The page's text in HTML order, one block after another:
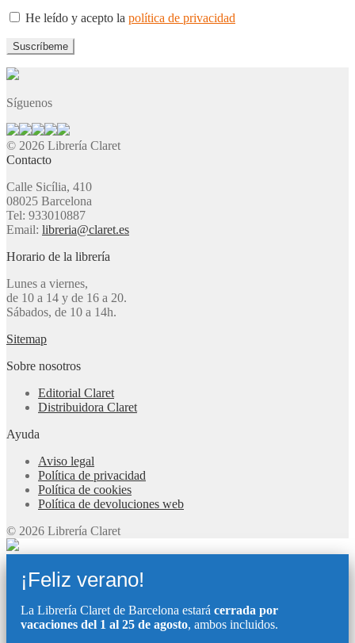
He leído y acepto la política de privacidad
Síguenos
© 2026 Librería Claret
Contacto
Calle Sicília, 410
08025 Barcelona
Tel: 933010887
Email: libreria@claret.es
Horario de la librería
Lunes a viernes,
de 10 a 14 y de 16 a 20.
Sábados, de 10 a 14h.
Sitemap
Sobre nosotros
Editorial Claret
Distribuidora Claret
Ayuda
Aviso legal
Política de privacidad
Política de cookies
Política de devoluciones web
© 2026 Librería Claret
¡Feliz verano!
La Librería Claret de Barcelona estará cerrada por
vacaciones del 1 al 25 de agosto, ambos incluidos.